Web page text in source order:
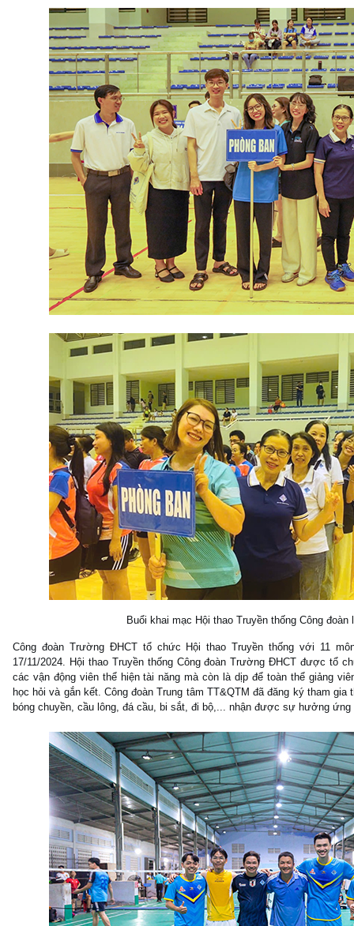
Buổi khai mạc Hội thao Truyền thống Công đoàn
Công đoàn Trường ĐHCT tổ chức Hội thao Truyền thống với 11
17/11/2024. Hội thao Truyền thống Công đoàn Trường ĐHCT được tổ
các vận động viên thể hiện tài năng mà còn là dịp để toàn thể giảng
học hỏi và gắn kết. Công đoàn Trung tâm TT&QTM đã đăng ký tham
bóng chuyền, cầu lông, đá cầu, bi sắt, đi bộ,... nhận được sự hưởng